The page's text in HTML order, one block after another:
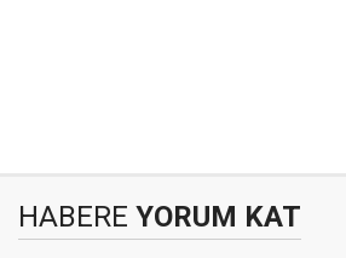
HABERE YORUM KAT